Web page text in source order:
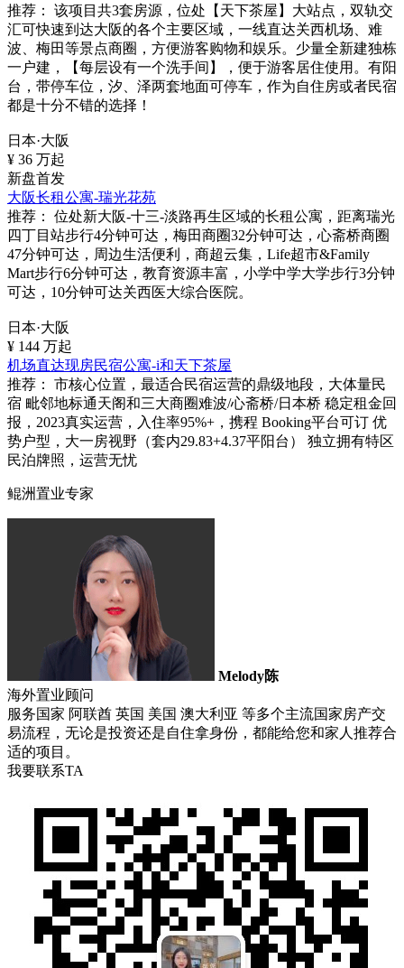
推荐：
该项目共3套房源，位处【天下茶屋】大站点，双轨交
汇可快速到达大阪的各个主要区域，一线直达关西机场、难
波、梅田等景点商圈，方便游客购物和娱乐。少量全新建独栋
一户建，【每层设有一个洗手间】，便于游客居住使用。有阳
台，带停车位，汐、泽两套地面可停车，作为自住房或者民宿
都是十分不错的选择！
日本·大阪
¥ 36 万起
新盘首发
大阪长租公寓-瑞光花苑
推荐：
位处新大阪-十三-淡路再生区域的长租公寓，距离瑞光
四丁目站步行4分钟可达，梅田商圈32分钟可达，心斋桥商圈
47分钟可达，周边生活便利，商超云集，Life超市&Family
Mart步行6分钟可达，教育资源丰富，小学中学大学步行3分钟
可达，10分钟可达关西医大综合医院。
日本·大阪
¥ 144 万起
机场直达现房民宿公寓-i和天下茶屋
推荐：
市核心位置，最适合民宿运营的鼎级地段，大体量民
宿 毗邻地标通天阁和三大商圈难波/心斋桥/日本桥 稳定租金回
报，2023真实运营，入住率95%+，携程 Booking平台可订 优
势户型，大一房视野（套内29.83+4.37平阳台） 独立拥有特区
民泊牌照，运营无忧
鲲洲置业专家
Melody陈
海外置业顾问
服务国家 阿联酋 英国 美国 澳大利亚 等多个主流国家房产交
易流程，无论是投资还是自住拿身份，都能给您和家人推荐合
适的项目。
我要联系TA